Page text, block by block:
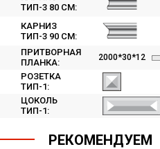
ТИП-3 80 СМ:
КАРНИЗ
ТИП-3 90 СМ:
ПРИТВОРНАЯ
ПЛАНКА:
2000*30*12
РОЗЕТКА
ТИП-1:
ЦОКОЛЬ
ТИП-1:
РЕКОМЕНДУЕМ